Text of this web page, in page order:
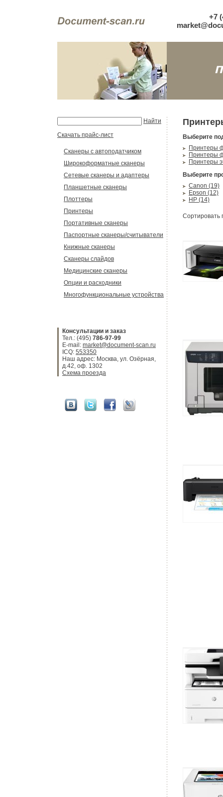
+7
Найти
Скачать прайс-лист
Сканеры с автоподатчиком
Широкоформатные сканеры
Сетевые сканеры и адаптеры
Планшетные сканеры
Плоттеры
Принтеры
Портативные сканеры
Паспортные сканеры/считыватели
Книжные сканеры
Сканеры слайдов
Медицинские сканеры
Опции и расходники
Многофункциональные устройства
Консультации и заказ
Тел.: (495) 786-97-99
E-mail: market@document-scan.ru
ICQ: 553350
Наш адрес: Москва, ул. Озёрная,
д.42, оф. 1302
Схема проезда
Выберите
Принтеры
Принтеры
Принтеры
Выберите
Canon (19)
Epson (12)
HP (14)
Сортировать